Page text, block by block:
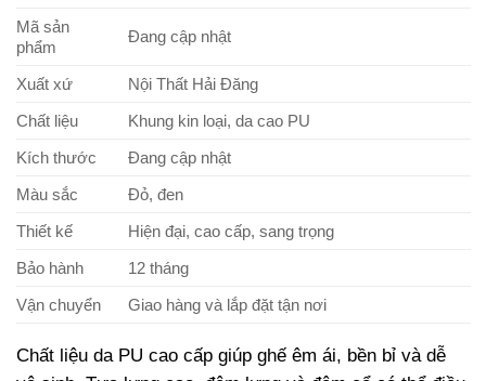
Mã sản
phẩm
Đang cập nhật
Xuất xứ
Nội Thất Hải Đăng
Chất liệu
Khung kin loại, da cao PU
Kích thước
Đang cập nhật
Màu sắc
Đỏ, đen
Thiết kế
Hiện đại, cao cấp, sang trọng
Bảo hành
12 tháng
Vận chuyển
Giao hàng và lắp đặt tận nơi
Chất liệu da PU cao cấp giúp ghế êm ái, bền bỉ và dễ